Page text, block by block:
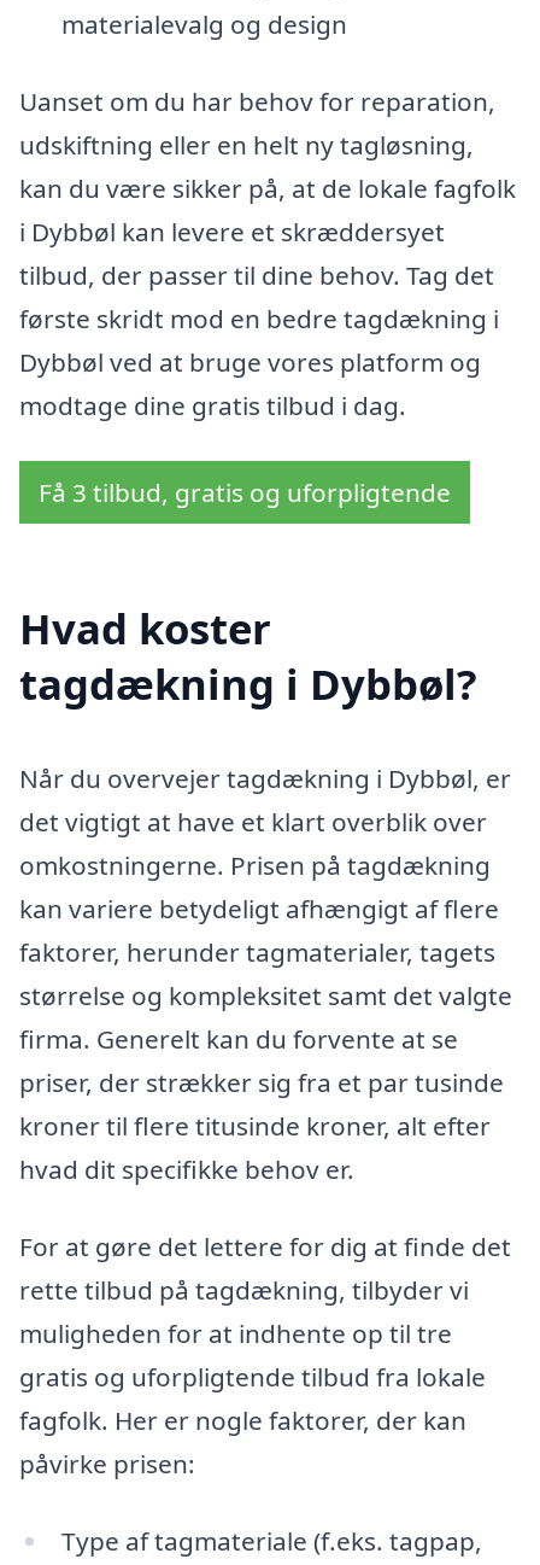
materialevalg og design
Uanset om du har behov for reparation,
udskiftning eller en helt ny tagløsning,
kan du være sikker på, at de lokale fagfolk
i Dybbøl kan levere et skræddersyet
tilbud, der passer til dine behov. Tag det
første skridt mod en bedre tagdækning i
Dybbøl ved at bruge vores platform og
modtage dine gratis tilbud i dag.
Få 3 tilbud, gratis og uforpligtende
Hvad koster
tagdækning i Dybbøl?
Når du overvejer tagdækning i Dybbøl, er
det vigtigt at have et klart overblik over
omkostningerne. Prisen på tagdækning
kan variere betydeligt afhængigt af flere
faktorer, herunder tagmaterialer, tagets
størrelse og kompleksitet samt det valgte
firma. Generelt kan du forvente at se
priser, der strækker sig fra et par tusinde
kroner til flere titusinde kroner, alt efter
hvad dit specifikke behov er.
For at gøre det lettere for dig at finde det
rette tilbud på tagdækning, tilbyder vi
muligheden for at indhente op til tre
gratis og uforpligtende tilbud fra lokale
fagfolk. Her er nogle faktorer, der kan
påvirke prisen:
Type af tagmateriale (f.eks. tagpap,